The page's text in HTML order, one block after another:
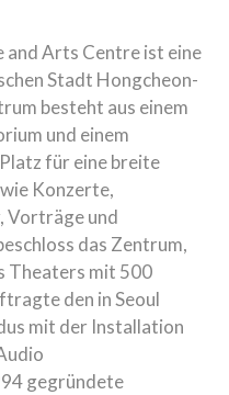
and Arts Centre ist eine
Stadt Hongcheon-
besteht aus einem
und einem
für eine breite
Konzerte,
Vorträge und
das Zentrum,
Theaters mit 500
den in Seoul
mit der Installation
gegründete